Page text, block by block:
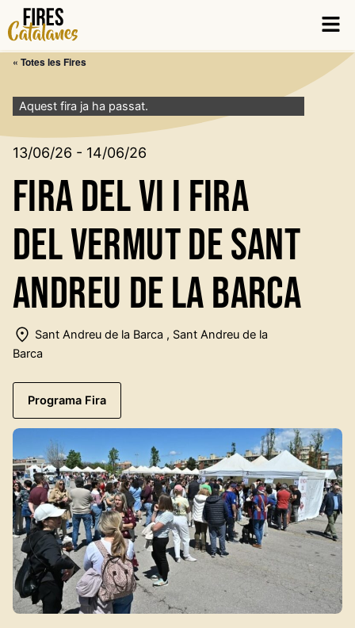
« Totes les Fires
Aquest fira ja ha passat.
13/06/26 - 14/06/26
Fira del Vi i Fira
del VErmut de Sant
Andreu de la Barca
Sant Andreu de la Barca , Sant Andreu de la
Barca
Programa Fira